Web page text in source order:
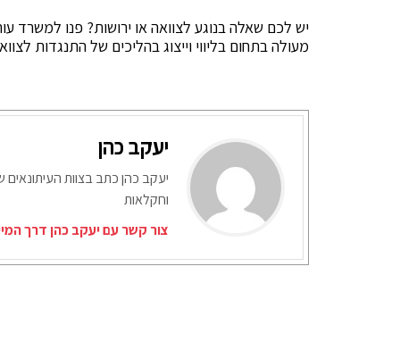
יש לכם שאלה בנוגע לצוואה או ירושות? פנו למשרד
מעולה בתחום בליווי וייצוג בהליכים של התנגדות
יעקב כהן
יעקב כהן כתב בצוות
וחקלאות
צור קשר עם יעקב כהן דרך